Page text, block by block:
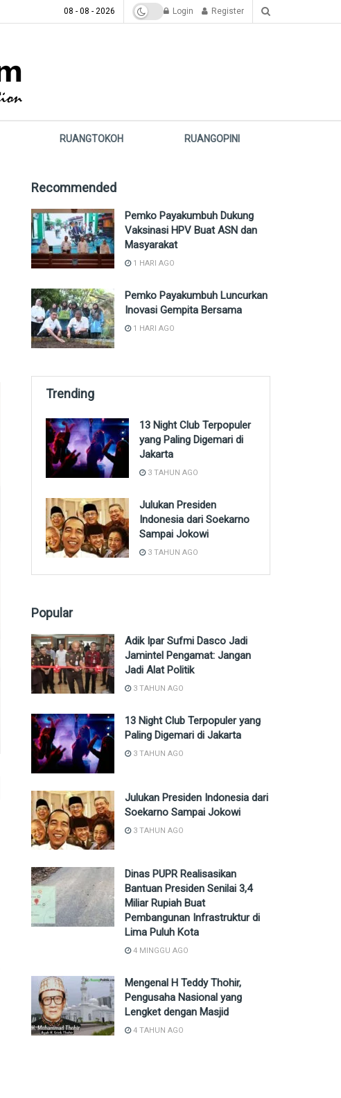
08 - 08 - 2026 Login Register
RUANGTOKOH RUANGOPINI
Recommended
Pemko Payakumbuh Dukung
Vaksinasi HPV Buat ASN dan
Masyarakat
1 HARI AGO
Pemko Payakumbuh Luncurkan
Inovasi Gempita Bersama
1 HARI AGO
Trending
13 Night Club Terpopuler
yang Paling Digemari di
Jakarta
3 TAHUN AGO
Julukan Presiden
Indonesia dari Soekarno
Sampai Jokowi
3 TAHUN AGO
Popular
Adik Ipar Sufmi Dasco Jadi
Jamintel Pengamat: Jangan
Jadi Alat Politik
3 TAHUN AGO
13 Night Club Terpopuler yang
Paling Digemari di Jakarta
3 TAHUN AGO
Julukan Presiden Indonesia dari
Soekarno Sampai Jokowi
3 TAHUN AGO
Dinas PUPR Realisasikan
Bantuan Presiden Senilai 3,4
Miliar Rupiah Buat
Pembangunan Infrastruktur di
Lima Puluh Kota
4 MINGGU AGO
Mengenal H Teddy Thohir,
Pengusaha Nasional yang
Lengket dengan Masjid
4 TAHUN AGO